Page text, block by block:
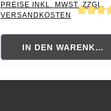
PREISE INKL. MWST. ZZGL.
VERSANDKOSTEN
IN DEN WARENKORB